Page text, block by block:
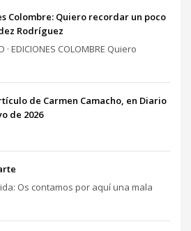
Colombre: Quiero recordar un poco
Rodríguez
· EDICIONES COLOMBRE Quiero
de Carmen Camacho, en Diario
de 2026
Os contamos por aquí una mala